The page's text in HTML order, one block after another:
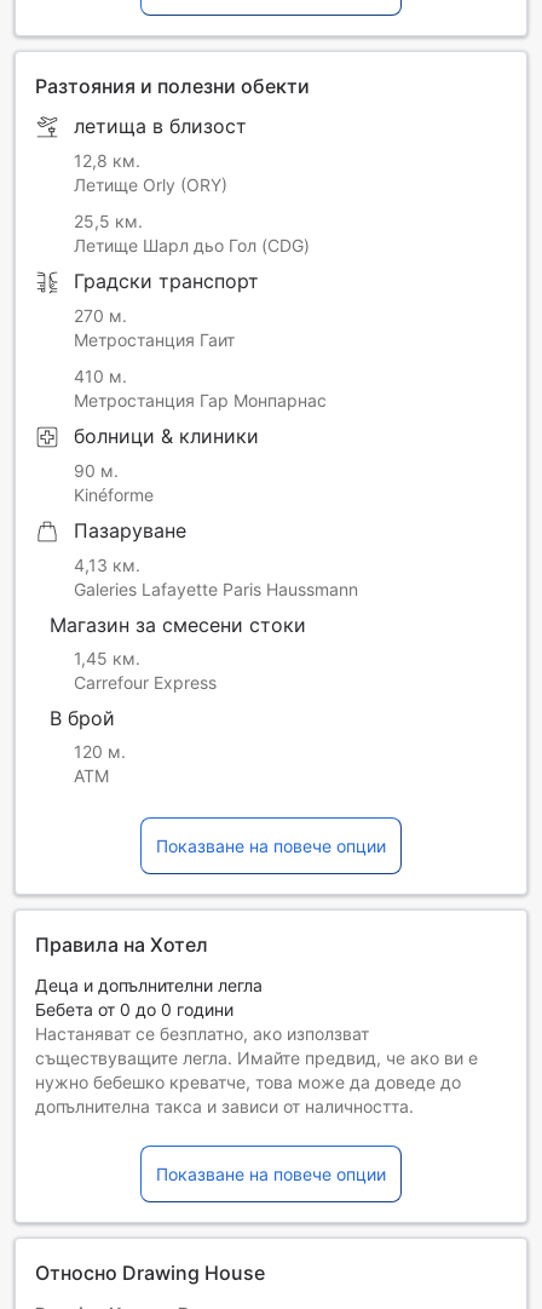
Разтояния и полезни обекти
летища в близост
12,8 км.
Летище Orly (ORY)
25,5 км.
Летище Шарл дьо Гол (CDG)
Градски транспорт
270 м.
Метростанция Гаит
410 м.
Метростанция Гар Монпарнас
болници & клиники
90 м.
Kinéforme
Пазаруване
4,13 км.
Galeries Lafayette Paris Haussmann
Магазин за смесени стоки
1,45 км.
Carrefour Express
В брой
120 м.
ATM
Показване на повече опции
Правила на Хотел
Деца и допълнителни легла
Бебета от 0 до 0 години
Настаняват се безплатно, ако използват
съществуващите легла. Имайте предвид, че ако ви е
нужно бебешко креватче, това може да доведе до
допълнителна такса и зависи от наличността.
Безплатен престой, ако се използват наличните легла.
Гостите, навършили {0} години, се считат за възрастни
Възможността за допълнителни легла зависи от
избрания тип стая. За повече информация вижте
При резервиране на повече от 5 стаи е възможно да се
Показване на повече опции
Относно Drawing House